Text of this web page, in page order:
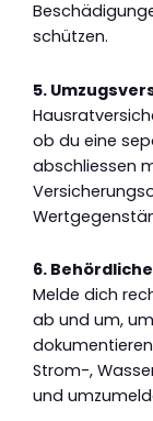
schützen.
5.
ob du eine
abschliessen
6.
Melde dich
ab und um,
Strom-,
und